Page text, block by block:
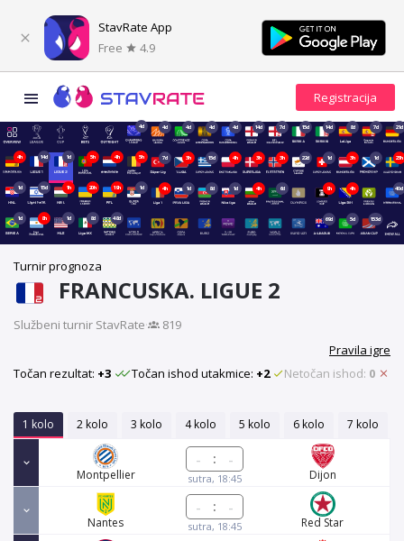
StavRate App
Free
4.9
4d 4d 4d 4d 4d 14d 7d 15d 14d 8d 7d 21d
4h 14d 1d 5h 4h 5h 7d 3h 15d 4h 3h 3h 22d 1d 3h 1d 23h
1d 15d 1h 20h 19h 1d 4h 1d 8d 1d 4h 6d 9h 4h 40d
1d 8h 1d 8d 48d 69d 5d 153d
Turnir prognoza
FRANCUSKA. LIGUE 2
Službeni turnir StavRate·
819
Pravila igre
Točan rezultat: +3 Točan ishod utakmice: +2 Netočan ishod: 0
1 kolo 2 kolo 3 kolo 4 kolo 5 kolo 6 kolo 7 kolo
Montpellier
:
sutra, 18:45 Dijon
Nantes
:
sutra, 18:45 Red Star